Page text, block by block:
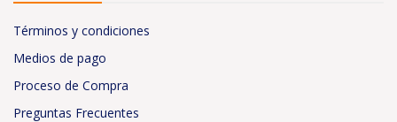
Términos y condiciones
Medios de pago
Proceso de Compra
Preguntas Frecuentes